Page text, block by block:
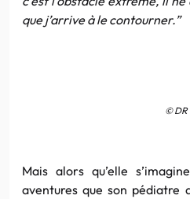
que j’arrive à le contourner.”
© DR
Mais alors qu’elle
aventures que son pédiatre